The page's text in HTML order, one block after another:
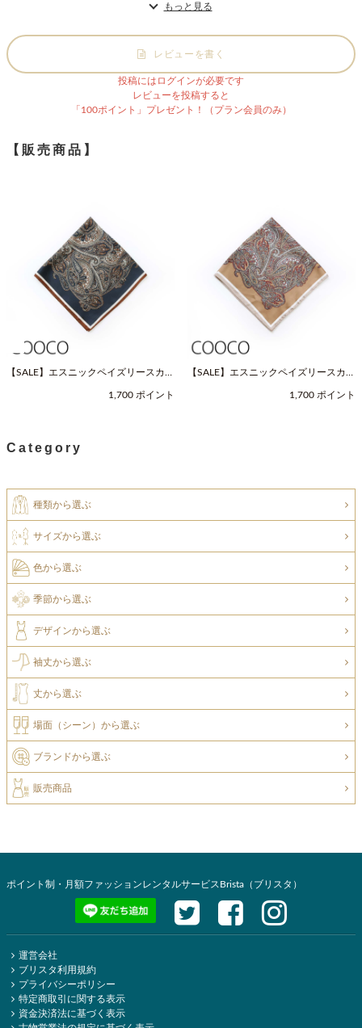
もっと見る
レビューを書く
投稿にはログインが必要です
レビューを投稿すると
「100ポイント」プレゼント！（プラン会員のみ）
【販売商品】
【SALE】エスニックペイズリースカー
1,700 ポイント
【SALE】エスニックペイズリースカー
1,700 ポイント
Category
種類から選ぶ
サイズから選ぶ
色から選ぶ
季節から選ぶ
デザインから選ぶ
袖丈から選ぶ
丈から選ぶ
場面（シーン）から選ぶ
ブランドから選ぶ
販売商品
ポイント制・月額ファッションレンタルサービスBrista（ブリスタ）
運営会社
ブリスタ利用規約
プライバシーポリシー
特定商取引に関する表示
資金決済法に基づく表示